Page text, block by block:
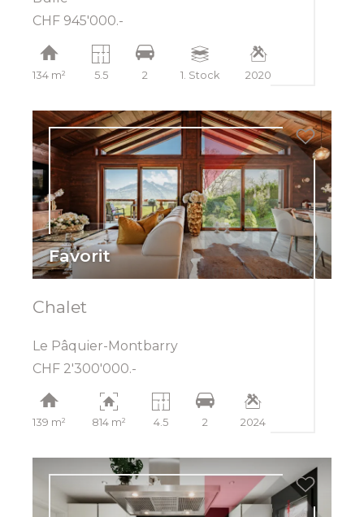
CHF 945'000.-
134 m² 5.5 2 1. Stock 2020
Favorit
Chalet
Le Pâquier-Montbarry
CHF 2'300'000.-
139 m² 814 m² 4.5 2 2024